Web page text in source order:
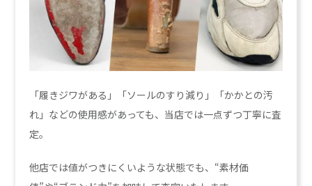
「履きジワがある」「ソールのすり減り」「かかとの汚
れ」などの使用感があっても、当店では一点ずつ丁寧に査
定。
他店では値がつきにくいような状態でも、“素材価